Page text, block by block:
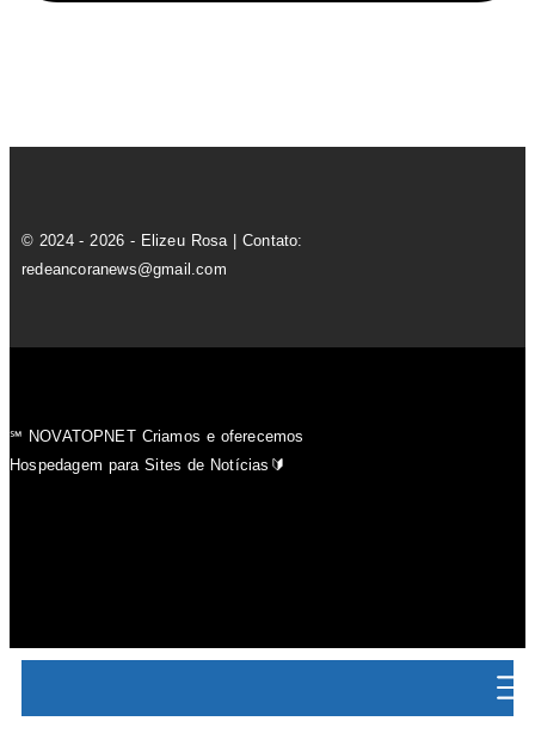
© 2024 - 2026 - Elizeu Rosa | Contato:
redeancoranews@gmail.com
℠ NOVATOPNET Criamos e oferecemos
Hospedagem para Sites de Notícias🔰